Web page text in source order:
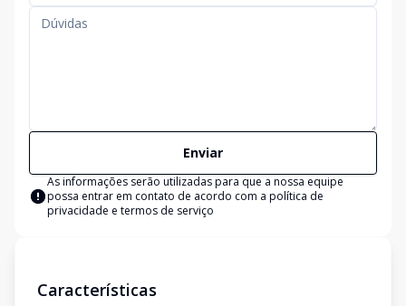
Enviar
As informações serão utilizadas para que a nossa equipe
possa entrar em contato de acordo com a política de
privacidade e termos de serviço
Características